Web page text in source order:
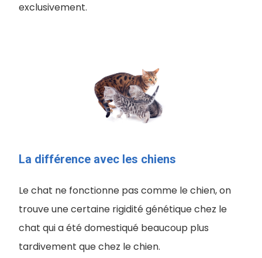
exclusivement.
La différence avec les chiens
Le chat ne fonctionne pas comme le chien, on
trouve une certaine rigidité génétique chez le
chat qui a été domestiqué beaucoup plus
tardivement que chez le chien.